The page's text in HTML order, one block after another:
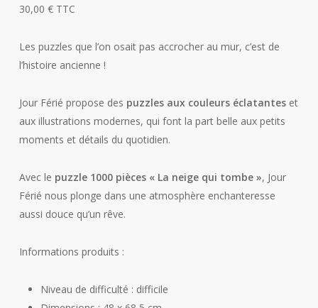
30,00 € TTC
Les puzzles que l’on osait pas accrocher au mur, c’est de
l’histoire ancienne !
Jour Férié propose des puzzles aux couleurs éclatanteset
aux illustrations modernes, qui font la part belle aux petits
moments et détails du quotidien.
Avec le puzzle 1000 pièces « La neige qui tombe », Jour
Férié nous plonge dans une atmosphère enchanteresse
aussi douce qu’un rêve.
Informations produits :
Niveau de difficulté : difficile